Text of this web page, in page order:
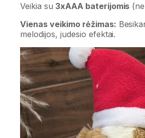
Veikia su 3xAAA baterijomis
Vienas veikimo rėžimas:
melodijos, judesio efektai.
Video
grotuvas